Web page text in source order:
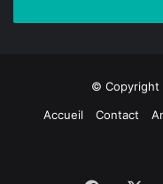
© Copyright
Accueil
Contact